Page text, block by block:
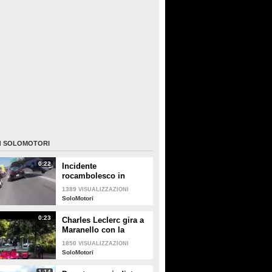
SOLOMOTORI
0:22
Incidente
rocambolesco in
autostrada: la vettura si
impenna e vola
rotolando via
1389 VISUALIZZAZIONI
SoloMotori
0:23
Charles Leclerc gira a
Maranello con la
Ferrari
1850 VISUALIZZAZIONI
SoloMotori